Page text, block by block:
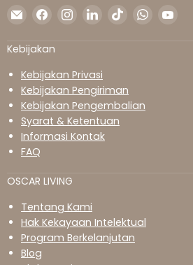
Temukan
di
Surel
TemukanTemukanTemukanTemukanTemukan
Kebijakan
Kebijakan Privasi
Kebijakan Pengiriman
Kebijakan Pengembalian
Syarat & Ketentuan
Informasi Kontak
FAQ
OSCAR LIVING
Tentang Kami
Hak Kekayaan Intelektual
Program Berkelanjutan
Blog